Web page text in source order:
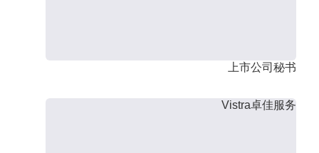
上市公司秘书
Vistra卓佳服务